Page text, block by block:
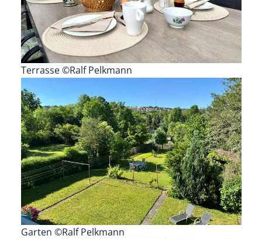
Terrasse ©Ralf Pelkmann
Garten ©Ralf Pelkmann